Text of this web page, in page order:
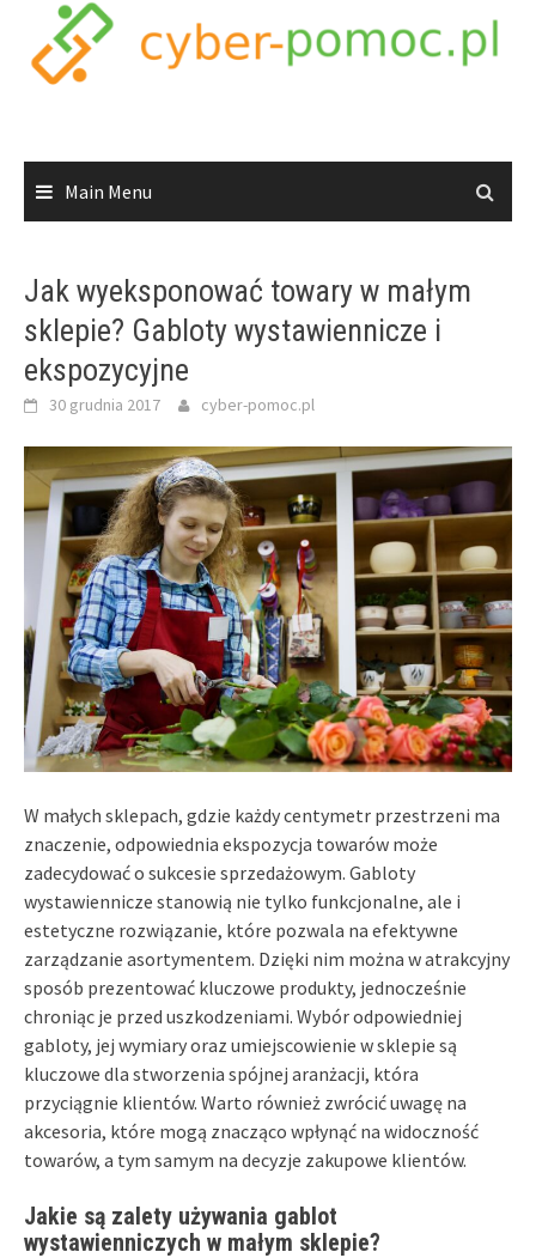
content
Main Menu
Jak wyeksponować towary w małym
sklepie? Gabloty wystawiennicze i
ekspozycyjne
30 grudnia 2017 cyber-pomoc.pl
W małych sklepach, gdzie każdy centymetr przestrzeni ma
znaczenie, odpowiednia ekspozycja towarów może
zadecydować o sukcesie sprzedażowym. Gabloty
wystawiennicze stanowią nie tylko funkcjonalne, ale i
estetyczne rozwiązanie, które pozwala na efektywne
zarządzanie asortymentem. Dzięki nim można w atrakcyjny
sposób prezentować kluczowe produkty, jednocześnie
chroniąc je przed uszkodzeniami. Wybór odpowiedniej
gabloty, jej wymiary oraz umiejscowienie w sklepie są
kluczowe dla stworzenia spójnej aranżacji, która
przyciągnie klientów. Warto również zwrócić uwagę na
akcesoria, które mogą znacząco wpłynąć na widoczność
towarów, a tym samym na decyzje zakupowe klientów.
Jakie są zalety używania gablot
wystawienniczych w małym sklepie?